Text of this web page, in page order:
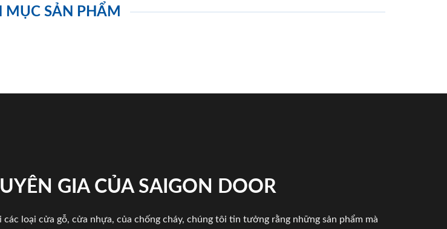
MỤC SẢN PHẨM
GIA CỦA SAIGON DOOR
loại cửa gỗ, cửa nhựa, của chống cháy, chúng tôi tin tưởng rằng những sản phẩm mà